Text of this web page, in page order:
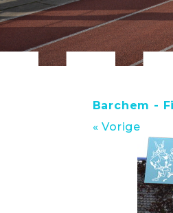
Barchem -
« Vorige